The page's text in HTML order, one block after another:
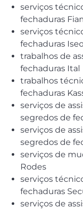
serviços
fechaduras
serviços
fechaduras
trabalhos de
fechaduras Ital
trabalhos
fechaduras
serviços de
segredos de
serviços de
segredos de
serviços de
Rodes
serviços
fechaduras
serviços de